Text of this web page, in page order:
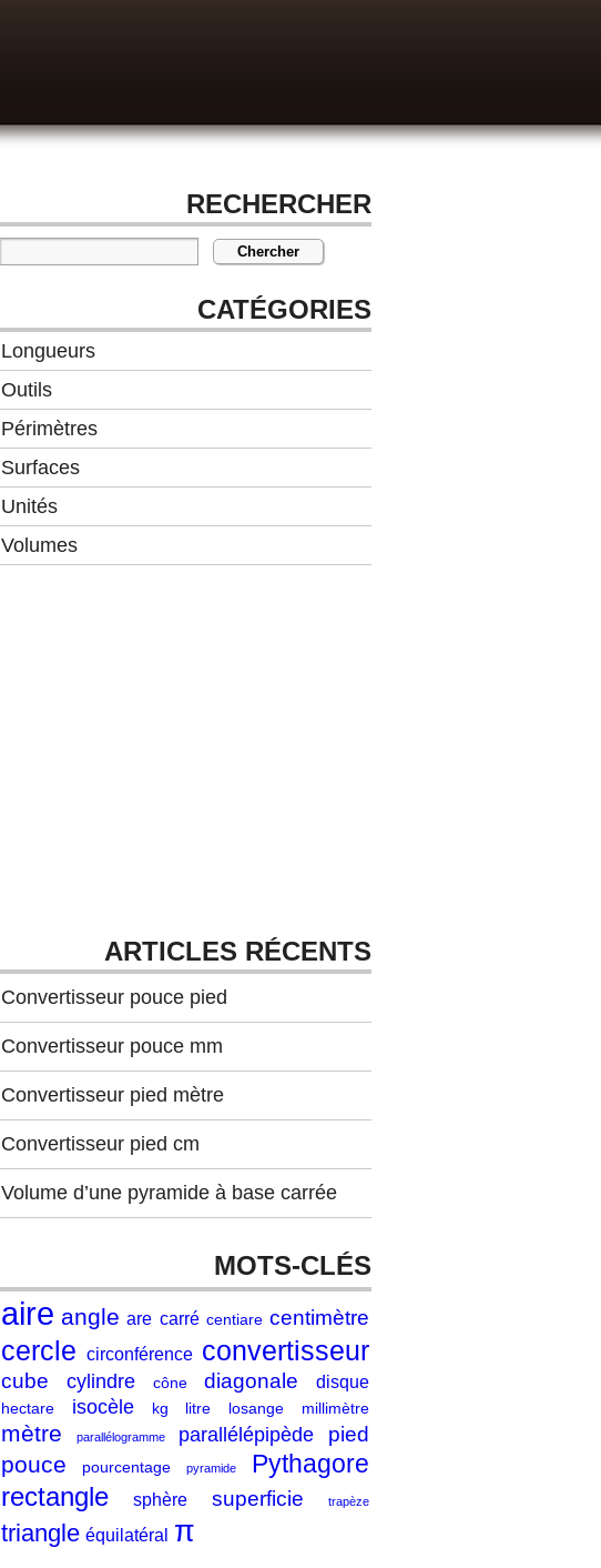
RECHERCHER
CATÉGORIES
Longueurs
Outils
Périmètres
Surfaces
Unités
Volumes
ARTICLES RÉCENTS
Convertisseur pouce pied
Convertisseur pouce mm
Convertisseur pied mètre
Convertisseur pied cm
Volume d’une pyramide à base carrée
MOTS-CLÉS
aire angle are carré centiare centimètre
cercle circonférence convertisseur
cube cylindre cône diagonale disque
hectare isocèle kg litre losange millimètre
mètre parallélogramme parallélépipède pied
pouce pourcentage pyramide Pythagore
rectangle sphère superficie trapèze
triangle équilatéral π